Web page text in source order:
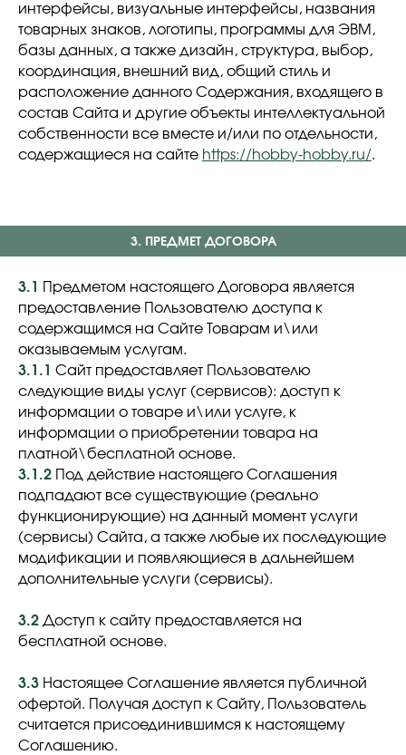
интерфейсы, визуальные интерфейсы, названия
товарных знаков, логотипы, программы для ЭВМ,
базы данных, а также дизайн, структура, выбор,
координация, внешний вид, общий стиль и
расположение данного Содержания, входящего в
состав Сайта и другие объекты интеллектуальной
собственности все вместе и/или по отдельности,
содержащиеся на сайте https://hobby-hobby.ru/.
3. ПРЕДМЕТ ДОГОВОРА
3.1
Предметом настоящего Договора является
предоставление Пользователю доступа к
содержащимся на Сайте Товарам и\или
оказываемым услугам.
3.1.1 Сайт предоставляет Пользователю
следующие виды услуг (сервисов): доступ к
информации о товаре и\или услуге, к
информации о приобретении товара на
платной\бесплатной основе.
3.1.2 Под действие настоящего Соглашения
подпадают все существующие (реально
функционирующие) на данный момент услуги
(сервисы) Сайта, а также любые их последующие
модификации и появляющиеся в дальнейшем
дополнительные услуги (сервисы).
3.2 Доступ к сайту предоставляется на
бесплатной основе.
3.3 Настоящее Соглашение является публичной
офертой. Получая доступ к Сайту, Пользователь
считается присоединившимся к настоящему
Соглашению.